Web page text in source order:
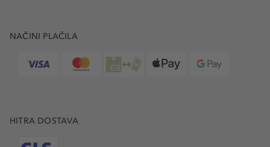
NAČINI PLAČILA
HITRA DOSTAVA